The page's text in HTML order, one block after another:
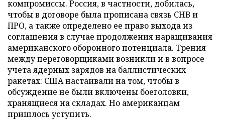
компромиссы. Россия, в частности, добилась,
чтобы в договоре была прописана связь СНВ и
ПРО, а также определено ее право выхода из
соглашения в случае продолжения наращивания
американского оборонного потенциала. Трения
между переговорщиками возникли и в вопросе
учета ядерных зарядов на баллистических
ракетах: США настаивали на том, чтобы в
обсуждение не были включены боеголовки,
хранящиеся на складах. Но американцам
пришлось уступить.